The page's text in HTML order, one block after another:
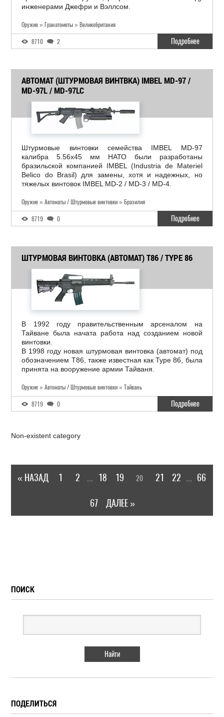
инженерами Джефри и Вэллсом.
Оружие » Гранатометы » Великобритания
8710 2 Подробнее
АВТОМАТ (ШТУРМОВАЯ ВИНТВКА) IMBEL MD-97 /
MD-97L / MD-97LC
Штурмовые винтовки семейства IMBEL MD-97
калибра 5.56x45 мм НАТО были разработаны
бразильской компанией IMBEL (Industria de Materiel
Belico do Brasil) для замены, хотя и надежных, но
тяжелых винтовок IMBEL MD-2 / MD-3 / MD-4.
Оружие » Автоматы / Штурмовые винтовки » Бразилия
8719 0 Подробнее
ШТУРМОВАЯ ВИНТОВКА (АВТОМАТ) T86 / TYPE 86
В 1992 году правительственным арсеналом на
Тайване была начата работа над созданием новой
винтовки.
В 1998 году новая штурмовая винтовка (автомат) под
обозначением T86, также известная как Type 86, была
принята на вооружение армии Тайваня.
Оружие » Автоматы / Штурмовые винтовки » Тайвань
8719 0 Подробнее
Non-existent category
« НАЗАД 1 2 18 19 20 21 22 66
67 ДАЛЕЕ »
ПОИСК
ПОДЕЛИТЬСЯ